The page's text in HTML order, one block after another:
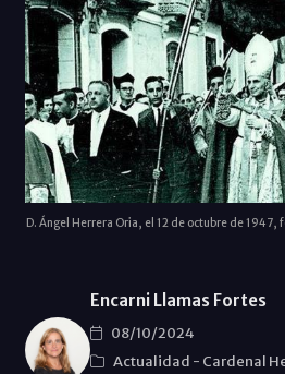
D. Ángel Herrera Oria, el 12 de octubre de 1947,
Encarni Llamas Fortes
08/10/2024
Actualidad - Cardenal